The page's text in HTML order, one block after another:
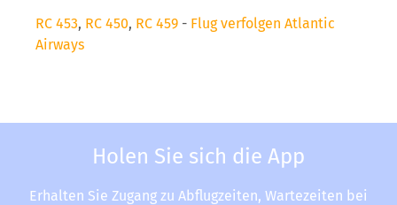
RC 453, RC 450, RC 459 - Flug verfolgen Atlantic
Airways
Holen Sie sich die App
Erhalten Sie Zugang zu Abflugzeiten, Wartezeiten bei